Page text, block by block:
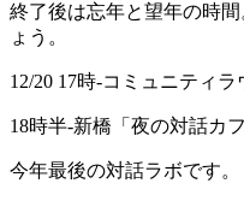
終了後は忘年と望年の時
ょう。
12/20 17時-コミュニティラ
18時半-新橋「夜の対話カ
今年最後の対話ラボです。